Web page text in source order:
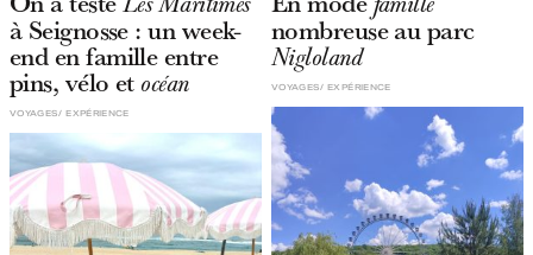
à Seignosse : un week-
end en famille entre
pins, vélo et océan
EXPÉRIENCE
VOYAGES
nombreuse au parc
Nigloland
EXPÉRIENCE
VOYAGES